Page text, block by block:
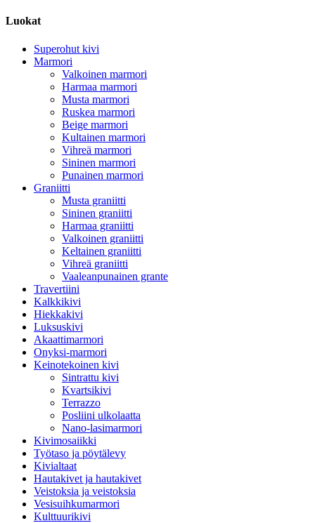
Luokat
Superohut kivi
Marmori
Valkoinen marmori
Harmaa marmori
Musta marmori
Ruskea marmori
Beige marmori
Kultainen marmori
Vihreä marmori
Sininen marmori
Punainen marmori
Graniitti
Musta graniitti
Sininen graniitti
Harmaa graniitti
Valkoinen graniitti
Keltainen graniitti
Vihreä graniitti
Vaaleanpunainen grante
Travertiini
Kalkkikivi
Hiekkakivi
Luksuskivi
Akaattimarmori
Onyksi-marmori
Keinotekoinen kivi
Sintrattu kivi
Kvartsikivi
Terrazzo
Posliini ulkolaatta
Nano-lasimarmori
Kivimosaiikki
Työtaso ja pöytälevy
Kivialtaat
Hautakivet ja hautakivet
Veistoksia ja veistoksia
Vesisuihkumarmori
Kulttuurikivi